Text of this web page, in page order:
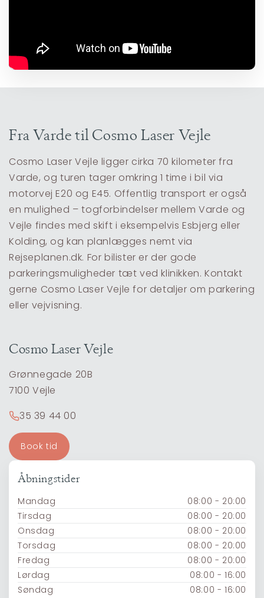
Fra Varde til Cosmo Laser Vejle
Cosmo Laser Vejle ligger cirka 70 kilometer fra
Varde, og turen tager omkring 1 time i bil via
motorvej E20 og E45. Offentlig transport er også
en mulighed – togforbindelser mellem Varde og
Vejle findes med skift i eksempelvis Esbjerg eller
Kolding, og kan planlægges nemt via
Rejseplanen.dk. For bilister er der gode
parkeringsmuligheder tæt ved klinikken. Kontakt
gerne Cosmo Laser Vejle for detaljer om parkering
eller vejvisning.
Cosmo Laser Vejle
Grønnegade 20B
7100 Vejle
35 39 44 00
Book tid
Åbningstider
Mandag
08:00 - 20:00
Tirsdag
08:00 - 20:00
Onsdag
08:00 - 20:00
Torsdag
08:00 - 20:00
Fredag
08:00 - 20:00
Lørdag
08:00 - 16:00
Søndag
08:00 - 16:00